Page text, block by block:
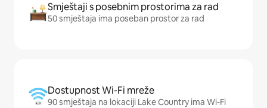
Smještaji s posebnim prostorima za rad
50 smještaja ima poseban prostor za rad
Dostupnost Wi-Fi mreže
90 smještaja na lokaciji Lake Country ima Wi-Fi